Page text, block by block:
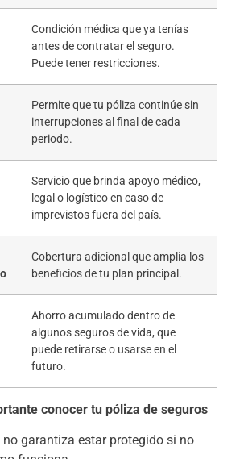
Condición médica que ya tenías
antes de contratar el seguro.
Puede tener restricciones.
Permite que tu póliza continúe sin
interrupciones al final de cada
periodo.
Servicio que brinda apoyo médico,
legal o logístico en caso de
imprevistos fuera del país.
Cobertura adicional que amplía los
beneficios de tu plan principal.
Ahorro acumulado dentro de
algunos seguros de vida, que
puede retirarse o usarse en el
futuro.
conocer tu póliza de seguros
no garantiza estar protegido si no